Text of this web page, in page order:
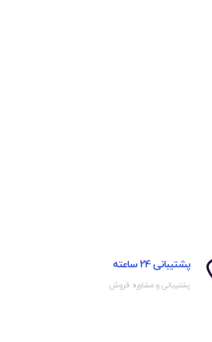
پشتیبانی 24 ساعته
پشتیبانی و مشاوره فروش